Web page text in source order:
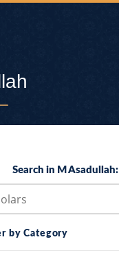
Search in M Asadullah:
by Category